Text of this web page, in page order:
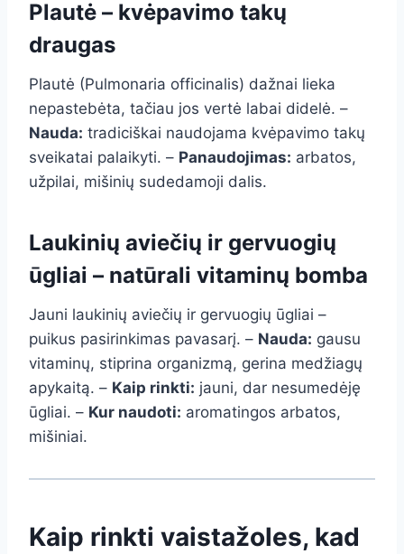
Plautė – kvėpavimo takų
draugas
Plautė (Pulmonaria officinalis) dažnai lieka
nepastebėta, tačiau jos vertė labai didelė. –
Nauda: tradiciškai naudojama kvėpavimo takų
sveikatai palaikyti. – Panaudojimas: arbatos,
užpilai, mišinių sudedamoji dalis.
Laukinių aviečių ir gervuogių
ūgliai – natūrali vitaminų bomba
Jauni laukinių aviečių ir gervuogių ūgliai –
puikus pasirinkimas pavasarį. – Nauda: gausu
vitaminų, stiprina organizmą, gerina medžiagų
apykaitą. – Kaip rinkti: jauni, dar nesumedėję
ūgliai. – Kur naudoti: aromatingos arbatos,
mišiniai.
Kaip rinkti vaistažoles, kad